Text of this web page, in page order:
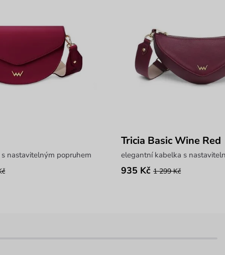
nastavitelným popruhem
Tricia Basic Wine Red
elegantní kabelka s
935 Kč 1 299 Kč